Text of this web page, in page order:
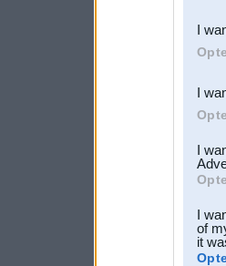
third
I
I
I
I
of
it